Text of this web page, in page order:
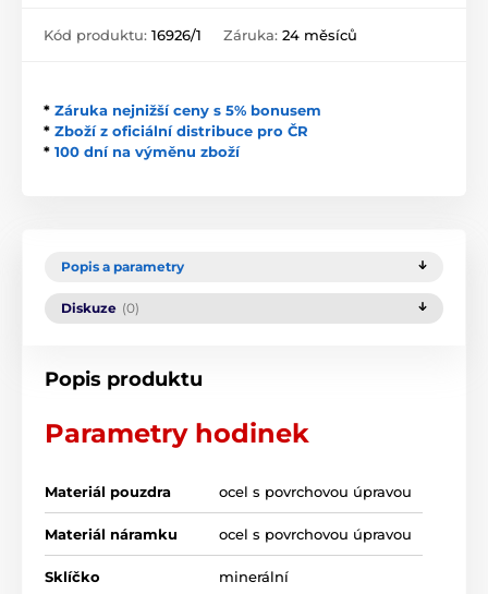
Kód produktu: 16926/1 Záruka: 24 měsíců
* Záruka nejnižší ceny s 5% bonusem
* Zboží z oficiální distribuce pro ČR
* 100 dní na výměnu zboží
Popis a parametry
Diskuze (0)
Popis produktu
Parametry hodinek
Materiál pouzdra ocel s povrchovou úpravou
Materiál náramku ocel s povrchovou úpravou
Sklíčko minerální